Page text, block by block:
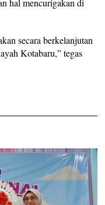
hal mencurigakan di
secara berkelanjutan
Kotabaru,” tegas